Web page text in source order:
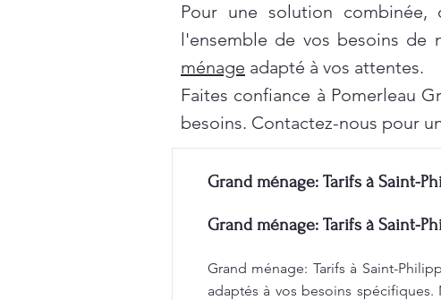
Pour une solution
l'ensemble de vos besoins de
ménage adapté à vos attentes.
Faites confiance à Pomerleau
besoins. Contactez-nous pour
Grand ménage: Tarifs à Saint-
Grand ménage: Tarifs à Saint-
Grand ménage: Tarifs à Saint-
adaptés à vos besoins